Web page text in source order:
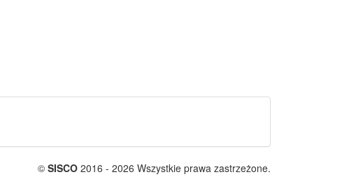
© SISCO 2016 - 2026 Wszystkie prawa zastrzeżone.